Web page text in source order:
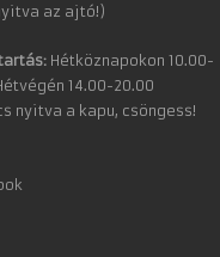
az ajtó!)
Hétköznapokon 10.00-
14.00-20.00
nyitva a kapu, csöngess!